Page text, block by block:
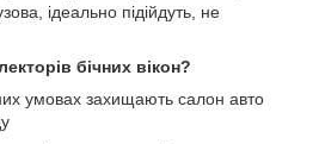
ідеально підійдуть, не
бічних вікон?
умовах захищають салон авто